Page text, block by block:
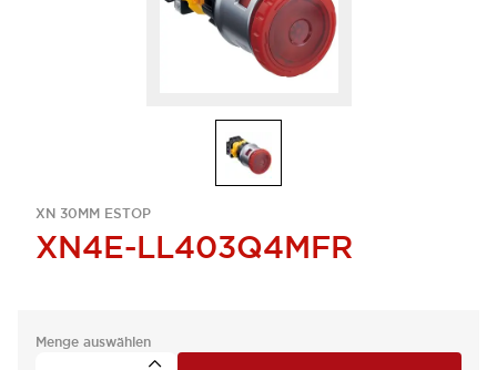
XN 30MM ESTOP
XN4E-LL403Q4MFR
Menge auswählen